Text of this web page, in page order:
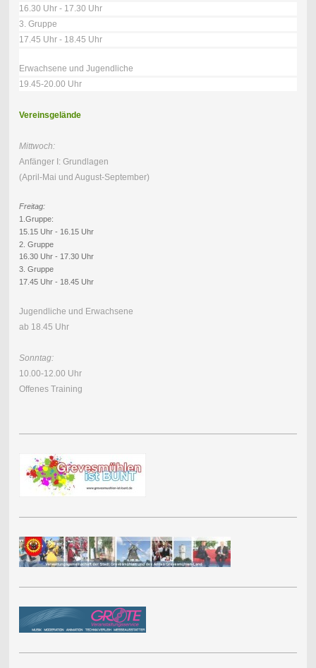
16.30 Uhr - 17.30 Uhr
3. Gruppe
17.45 Uhr - 18.45 Uhr
Erwachsene und Jugendliche
19.45-20.00 Uhr
Vereinsgelände
Mittwoch:
Anfänger I: Grundlagen
(April-Mai und August-September)
Freitag:
1.Gruppe:
15.15 Uhr - 16.15 Uhr
2. Gruppe
16.30 Uhr - 17.30 Uhr
3. Gruppe
17.45 Uhr - 18.45 Uhr
Jugendliche und Erwachsene
ab 18.45 Uhr
Sonntag:
10.00-12.00 Uhr
Offenes Training